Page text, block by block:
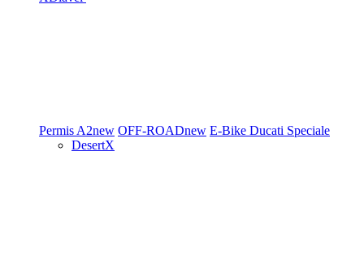
Permis A2new OFF-ROADnew E-Bike Ducati Speciale
DesertX